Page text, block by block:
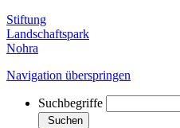
Stiftung
Landschaftspark
Nohra
Navigation überspringen
Suchbegriffe
Suchen